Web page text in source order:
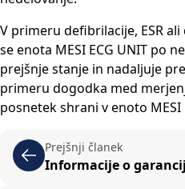
V primeru defibrilacije, ESR
se enota MESI ECG UNIT po
prejšnje stanje in nadaljuje
primeru dogodka med
posnetek shrani v enoto MESI
Prejšnji članek
Informacije o